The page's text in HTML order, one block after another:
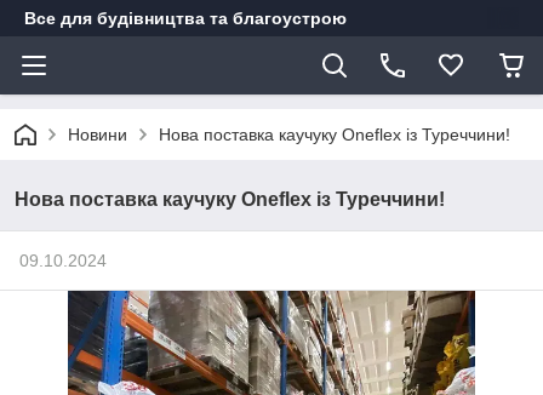
Все для будівництва та благоустрою
Новини Нова поставка каучуку Oneflex із Туреччини!
Нова поставка каучуку Oneflex із Туреччини!
09.10.2024